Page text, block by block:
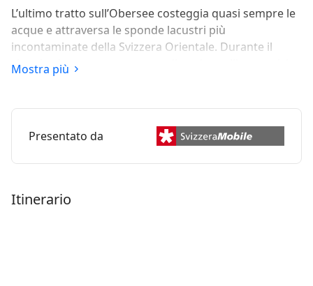
L’ultimo tratto sull’Obersee costeggia quasi sempre le
acque e attraversa le sponde lacustri più
incontaminate della Svizzera Orientale. Durante il
viaggio si possono osservare diversi uccelli acquatici.
Quasi senza salite si va da Schmerikon alla “città delle
lo zoo per bambini e il Politecnico.
Mostra più
Presentato da
Itinerario